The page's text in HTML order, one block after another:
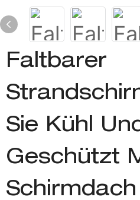
Faltbarer
Sie Kühl
Geschützt
Schirmdach